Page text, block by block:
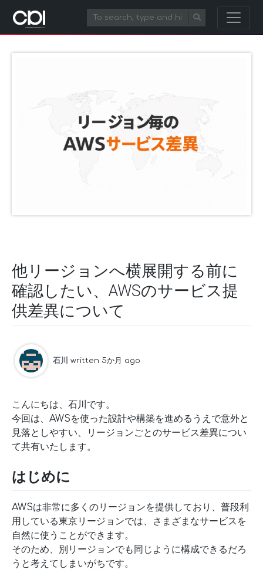
他リージョンへ横展開する前に
確認したい、AWSのサービス提
供差異について
石川 written 5か月 ago
こんにちは、石川です。
今回は、AWSを使った設計や構築を進めるうえで意外と
見落としやすい、リージョンごとのサービス差異につい
て共有いたします。
はじめに
AWSは非常に多くのリージョンを提供しており、普段利
用している東京リージョンでは、さまざまなサービスを
自然に使うことができます。
そのため、別リージョンでも同じように構成できるだろ
うと考えてしまいがちです。